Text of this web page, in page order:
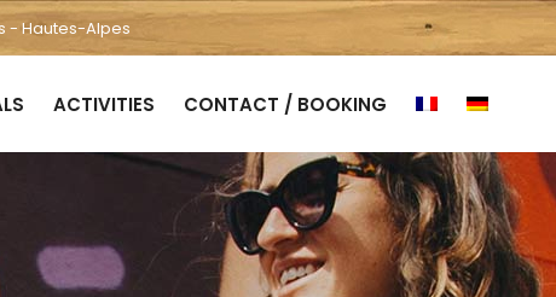
- Hautes-Alpes
ACTIVITIES CONTACT / BOOKING